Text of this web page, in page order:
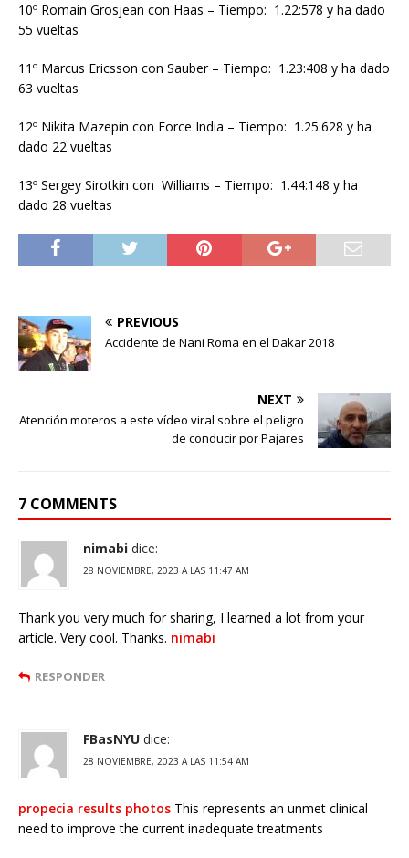
10º Romain Grosjean con Haas – Tiempo: 1.22:578 y ha dado
55 vueltas
11º Marcus Ericsson con Sauber – Tiempo: 1.23:408 y ha dado
63 vueltas
12º Nikita Mazepin con Force India – Tiempo: 1.25:628 y ha
dado 22 vueltas
13º Sergey Sirotkin con Williams – Tiempo: 1.44:148 y ha
dado 28 vueltas
PREVIOUS
Accidente de Nani Roma en el Dakar 2018
NEXT
Atención moteros a este vídeo viral sobre el peligro
de conducir por Pajares
7 COMMENTS
nimabi dice:
28 NOVIEMBRE, 2023 A LAS 11:47 AM
Thank you very much for sharing, I learned a lot from your
article. Very cool. Thanks. nimabi
RESPONDER
FBasNYU dice:
28 NOVIEMBRE, 2023 A LAS 11:54 AM
propecia results photos This represents an unmet clinical
need to improve the current inadequate treatments